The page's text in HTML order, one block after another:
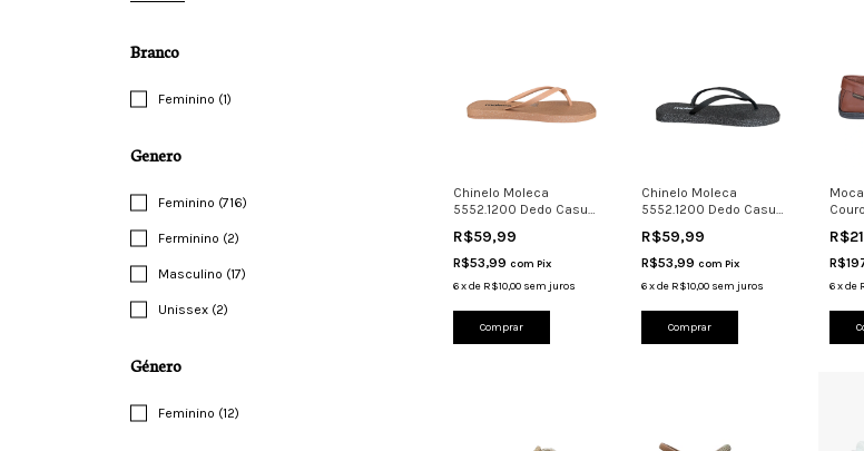
Branco
Feminino (1)
Genero
Feminino (716)
Ferminino (2)
Masculino (17)
Unissex (2)
Género
Feminino (12)
Chinelo Moleca
5552.1200 Dedo Casual
R$59,99
R$53,99 com Pix
6xde R$10,00 sem juros
Comprar
Chinelo Moleca
5552.1200 Dedo Casual
R$59,99
R$53,99 com Pix
6xde R$10,00 sem juros
Comprar
6xde